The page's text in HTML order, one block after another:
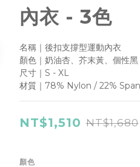
內衣 - 3色
名稱｜後扣支撐型運動內衣
顏色｜奶油杏、芥末黃、個性黑
尺寸｜S - XL
材質｜78% Nylon / 22%
NT$1,510 NT$1,680
顏色